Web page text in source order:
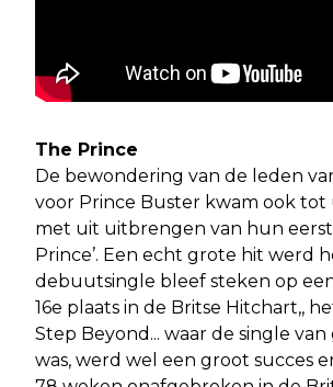
The Prince
De bewondering van de leden
voor Prince Buster kwam ook
met uit uitbrengen van hun
Prince’. Een echt grote hit werd
debuutsingle bleef steken op
16e plaats in de Britse Hitchart,,
Step Beyond... waar de single
was, werd wel een groot succes